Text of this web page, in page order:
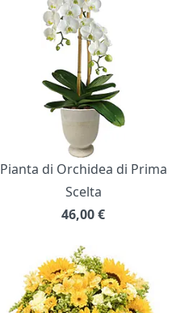
Pianta di Orchidea di Prima
Scelta
46,00€